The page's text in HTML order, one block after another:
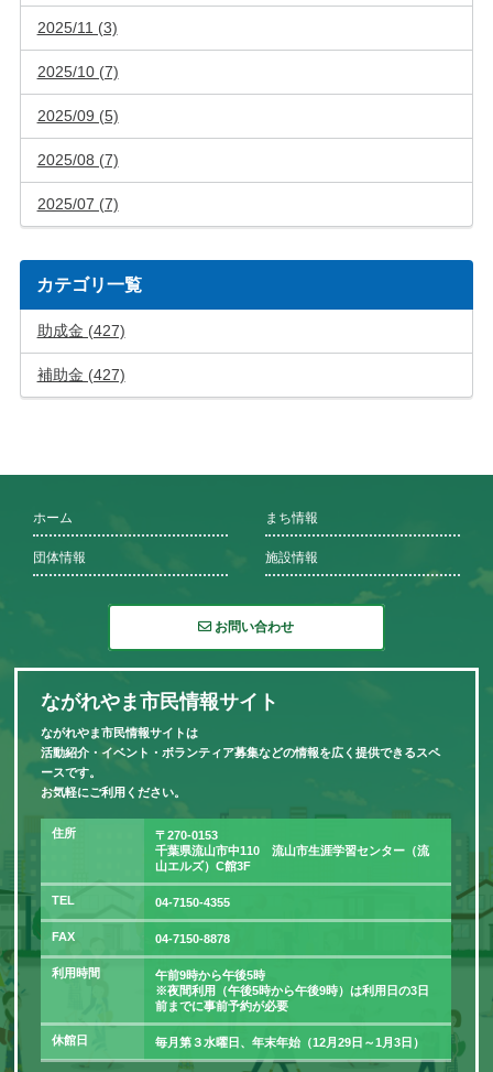
2025/11 (3)
2025/10 (7)
2025/09 (5)
2025/08 (7)
2025/07 (7)
カテゴリ一覧
助成金 (427)
補助金 (427)
ホーム まち情報
団体情報 施設情報
お問い合わせ
ながれやま市民情報サイト
ながれやま市民情報サイトは
活動紹介・イベント・ボランティア募集などの情報を広く提供できるスペ
ースです。
お気軽にご利用ください。
住所
〒270-0153
千葉県流山市中110 流山市生涯学習センター（流
山エルズ）C館3F
TEL 04-7150-4355
FAX 04-7150-8878
利用時間
午前9時から午後5時
※夜間利用（午後5時から午後9時）は利用日の3日
前までに事前予約が必要
休館日 毎月第３水曜日、年末年始（12月29日～1月3日）